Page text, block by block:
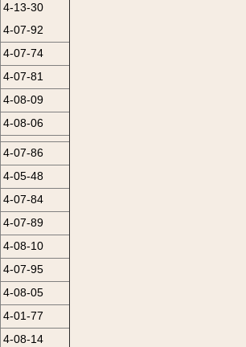
4-13-30
4-07-92
4-07-74
4-07-81
4-08-09
4-08-06
4-07-86
4-05-48
4-07-84
4-07-89
4-08-10
4-07-95
4-08-05
4-01-77
4-08-14